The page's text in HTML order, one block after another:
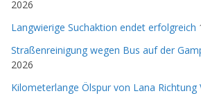
2026
Langwierige Suchaktion endet erfolgreich
Straßenreinigung wegen Bus auf der
2026
Kilometerlange Ölspur von Lana Richtung